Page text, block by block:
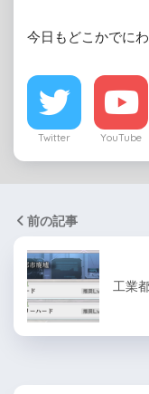
今日もどこかでにわ
Twitter YouTube
前の記事
工業